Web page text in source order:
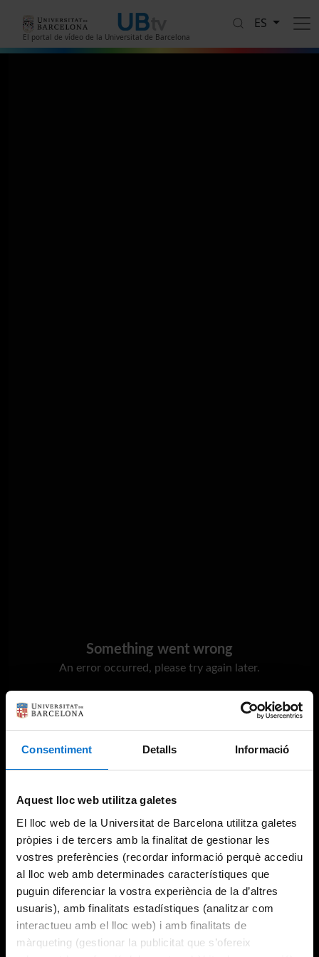
Consentiment Detalls Informació
Aquest lloc web utilitza galetes
El lloc web de la Universitat de Barcelona utilitza galetes
pròpies i de tercers amb la finalitat de gestionar les
vostres preferències (recordar informació perquè accediu
al lloc web amb determinades característiques que
puguin diferenciar la vostra experiència de la d’altres
usuaris), amb finalitats estadístiques (analitzar com
interactueu amb el lloc web) i amb finalitats de
màrqueting (gestionar la publicitat que s’ofereix
El portal de vídeo de la Universitat de Barcelona
ES
Something went wrong
An error occurred, please try again later.
Try again